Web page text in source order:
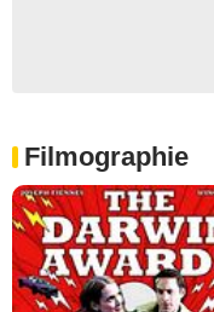
Filmographie